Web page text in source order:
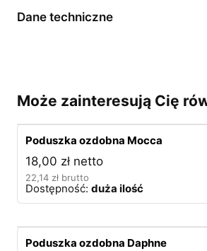
Dane techniczne
Może zainteresują Cię
Poduszka ozdobna Mocca
18,00 zł netto
22,14 zł brutto
Dostępność: duża ilość
Poduszka ozdobna Daphne